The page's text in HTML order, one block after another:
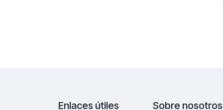
Enlaces útiles Sobre nosotros